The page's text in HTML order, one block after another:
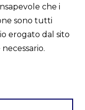
che i
sono tutti
erogato dal sito